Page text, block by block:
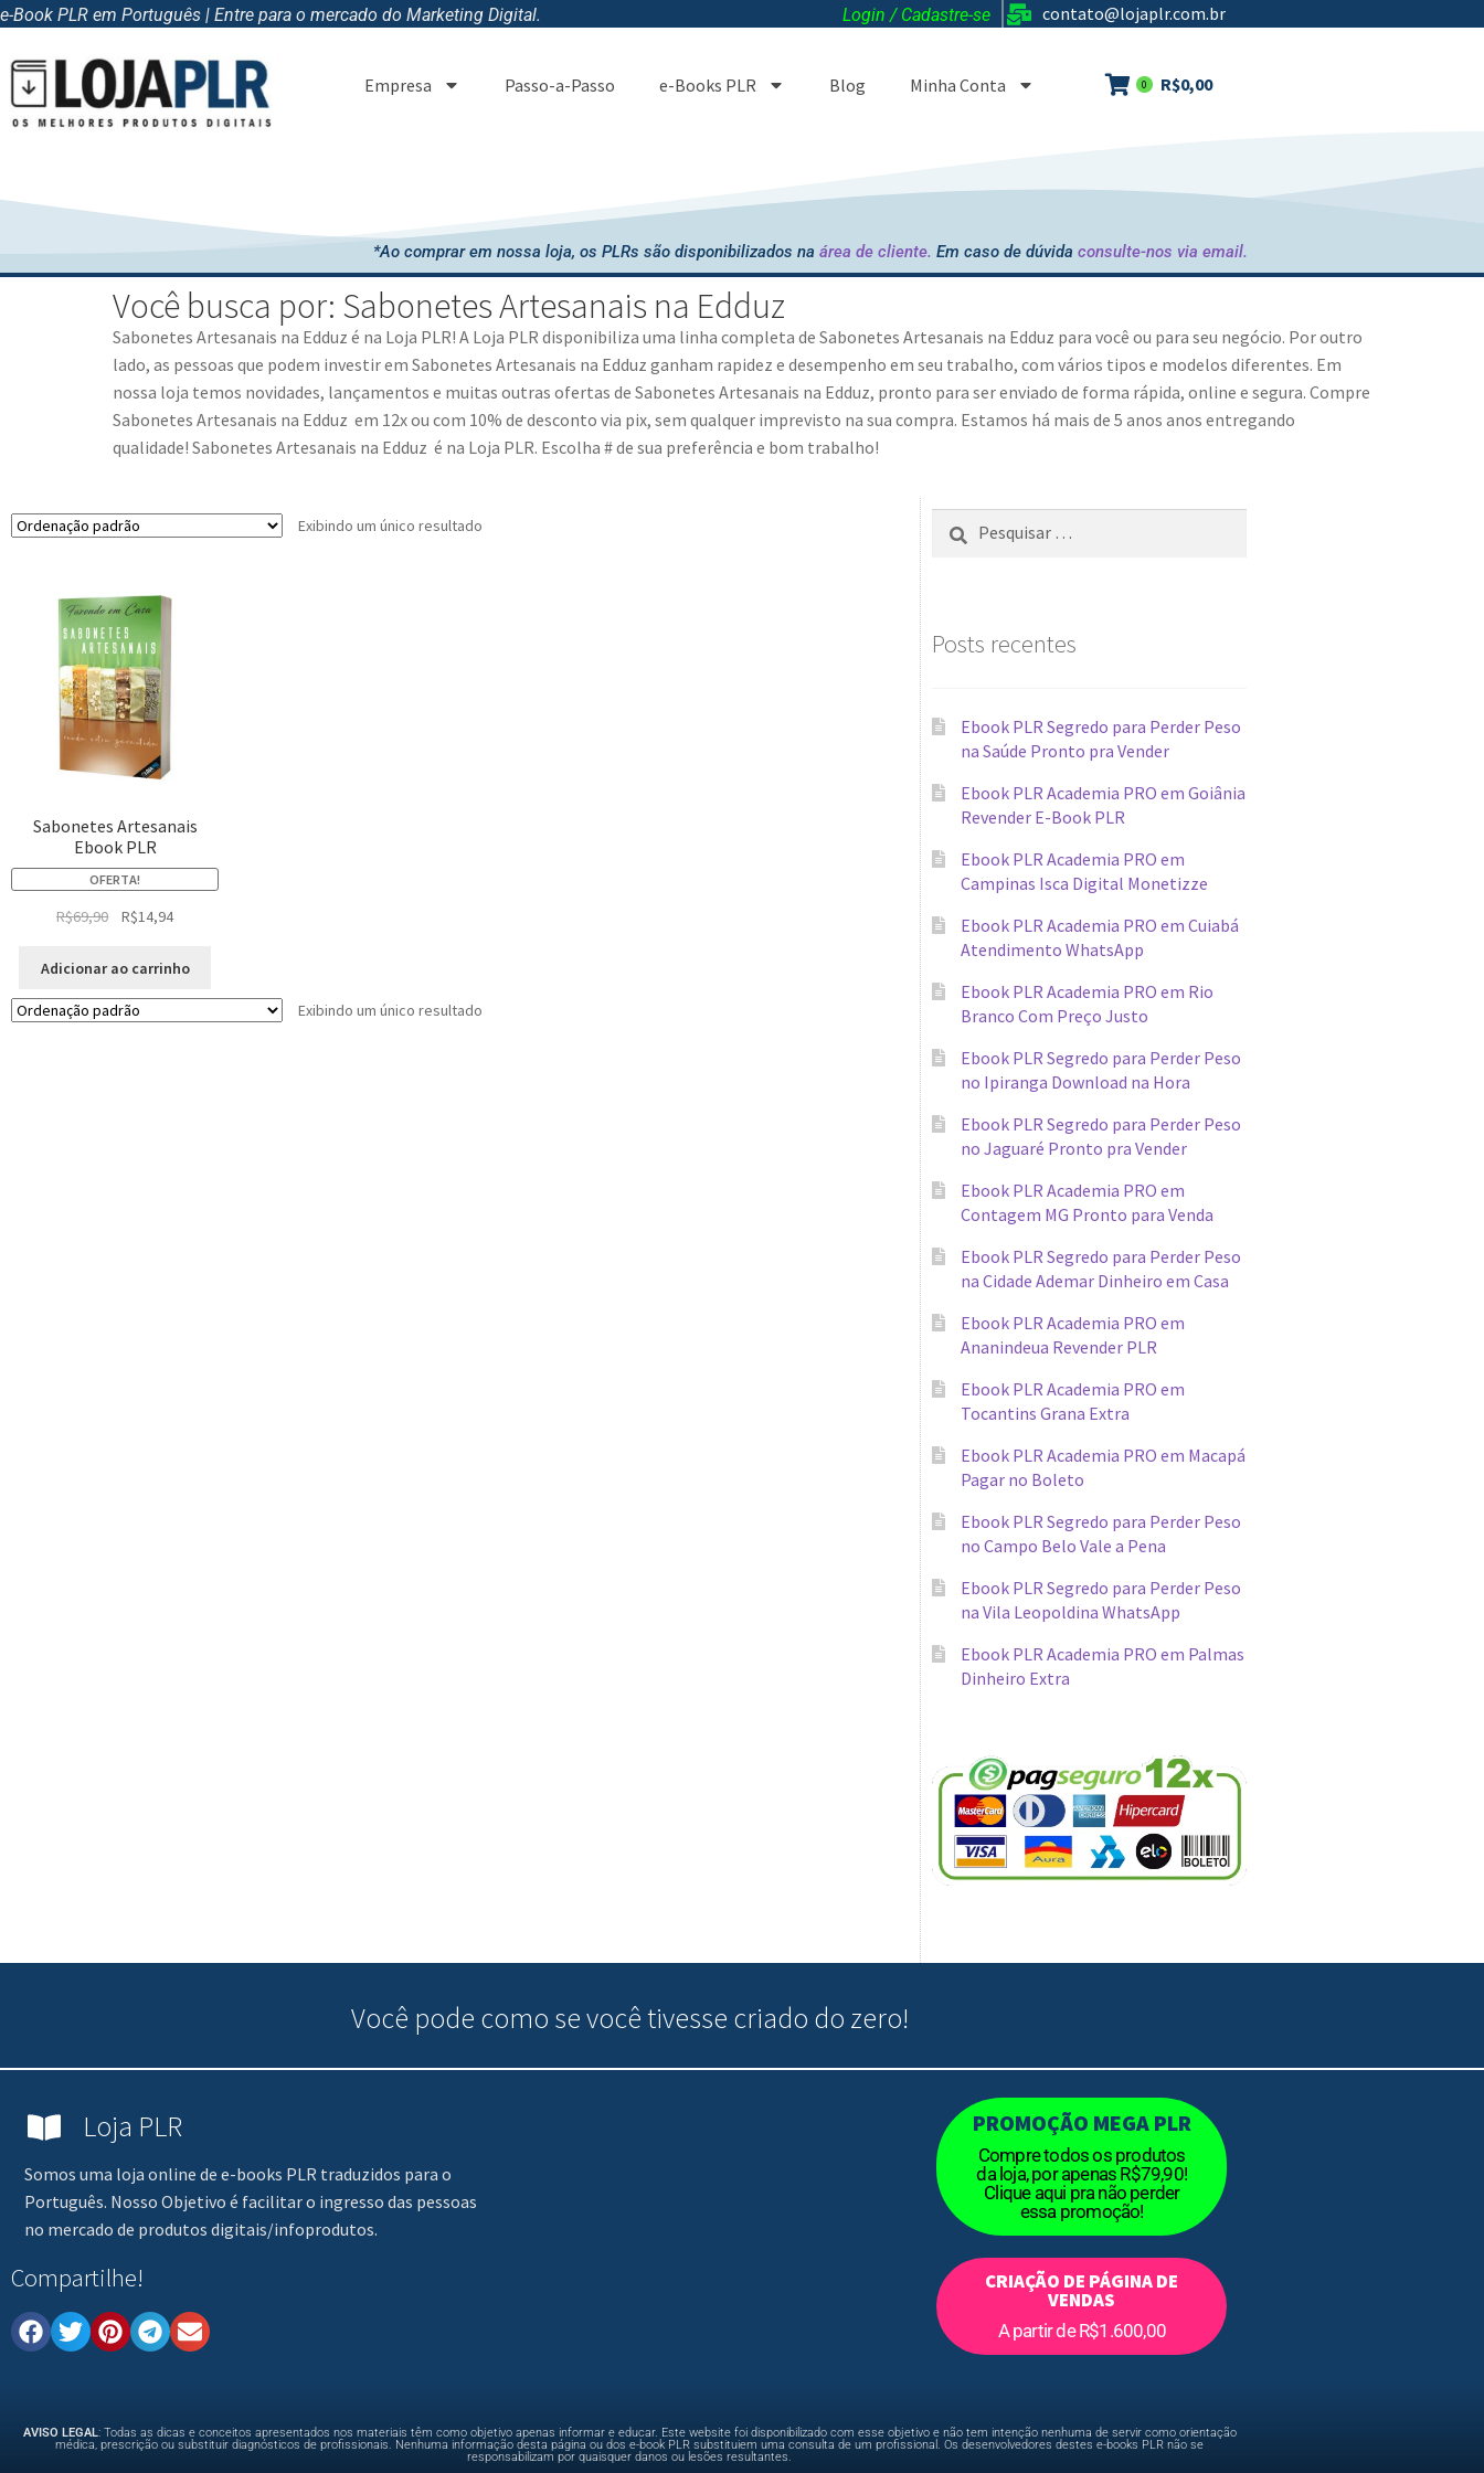
e-Book PLR em Português | Entre para o mercado do Marketing Digital. Login / Cadastre-se contato@lojaplr.com.br
Empresa Passo-a-Passo e-Books PLR Blog Minha Conta R$0,00
0
*Ao comprar em nossa loja, os PLRs são disponibilizados na área de cliente. Em caso de dúvida consulte-nos via email.
Você busca por: Sabonetes Artesanais na Edduz
Sabonetes Artesanais na Edduz é na Loja PLR! A Loja PLR disponibiliza uma linha completa de Sabonetes Artesanais na Edduz para você ou para seu negócio. Por outro
lado, as pessoas que podem investir em Sabonetes Artesanais na Edduz ganham rapidez e desempenho em seu trabalho, com vários tipos e modelos diferentes. Em
nossa loja temos novidades, lançamentos e muitas outras ofertas de Sabonetes Artesanais na Edduz, pronto para ser enviado de forma rápida, online e segura. Compre
Sabonetes Artesanais na Edduz em 12x ou com 10% de desconto via pix, sem qualquer imprevisto na sua compra. Estamos há mais de 5 anos anos entregando
qualidade! Sabonetes Artesanais na Edduz é na Loja PLR. Escolha # de sua preferência e bom trabalho!
Exibindo um único resultado
Sabonetes Artesanais
Ebook PLR
OFERTA!
R$69,90 R$14,94
Adicionar ao carrinho
Exibindo um único resultado
Posts recentes
Ebook PLR Segredo para Perder Peso
na Saúde Pronto pra Vender
Ebook PLR Academia PRO em Goiânia
Revender E-Book PLR
Ebook PLR Academia PRO em
Campinas Isca Digital Monetizze
Ebook PLR Academia PRO em Cuiabá
Atendimento WhatsApp
Ebook PLR Academia PRO em Rio
Branco Com Preço Justo
Ebook PLR Segredo para Perder Peso
no Ipiranga Download na Hora
Ebook PLR Segredo para Perder Peso
no Jaguaré Pronto pra Vender
Ebook PLR Academia PRO em
Contagem MG Pronto para Venda
Ebook PLR Segredo para Perder Peso
na Cidade Ademar Dinheiro em Casa
Ebook PLR Academia PRO em
Ananindeua Revender PLR
Ebook PLR Academia PRO em
Tocantins Grana Extra
Ebook PLR Academia PRO em Macapá
Pagar no Boleto
Ebook PLR Segredo para Perder Peso
no Campo Belo Vale a Pena
Ebook PLR Segredo para Perder Peso
na Vila Leopoldina WhatsApp
Ebook PLR Academia PRO em Palmas
Dinheiro Extra
Você pode como se você tivesse criado do zero!
Loja PLR
Somos uma loja online de e-books PLR traduzidos para o
Português. Nosso Objetivo é facilitar o ingresso das pessoas
no mercado de produtos digitais/infoprodutos.
Compartilhe!
PROMOÇÃO MEGA PLR
Compre todos os produtos
da loja, por apenas R$79,90!
Clique aqui pra não perder
essa promoção!
CRIAÇÃO DE PÁGINA DE
VENDAS
A partir de R$1.600,00
AVISO LEGAL: Todas as dicas e conceitos apresentados nos materiais têm como objetivo apenas informar e educar. Este website foi disponibilizado com esse objetivo e não tem intenção nenhuma de servir como orientação
médica, prescrição ou substituir diagnósticos de profissionais. Nenhuma informação desta página ou dos e-book PLR substituiem uma consulta de um profissional. Os desenvolvedores destes e-books PLR não se
responsabilizam por quaisquer danos ou lesões resultantes.